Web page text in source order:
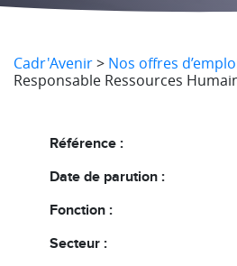
Cadr'Avenir> Nos offres
Responsable Ressources
Référence :
Date de parution :
Fonction :
Secteur :